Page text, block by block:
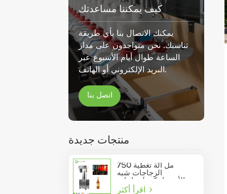
كيف يمكننا مساعدتك
يمكنك الاتصال بنا بأي طريقة
تناسبك. نحن متواجدون على مدار
الساعة طوال أيام الأسبوع عبر
البريد الإلكتروني أو الهاتف.
اتصل بنا
منتجات جديدة
750 مل آلة تغطية
الزجاجات شبه
الأوتوماتيكية لزجاجات
النبيذ الزجاجية